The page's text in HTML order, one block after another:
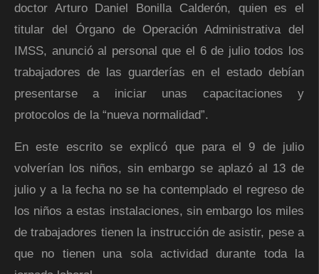
doctor Arturo Daniel Bonilla Calderón, quien es el
titular del Órgano de Operación Administrativa del
IMSS, anunció al personal que el 6 de julio todos los
trabajadores de las guarderías en el estado debían
presentarse a iniciar unas capacitaciones y
protocolos de la “nueva normalidad”.
En este escrito se explicó que para el 9 de julio
volverían los niños, sin embargo se aplazó al 13 de
julio y a la fecha no se ha contemplado el regreso de
los niños a estas instalaciones, sin embargo los miles
de trabajadores tienen la instrucción de asistir, pese a
que no tienen una sola actividad durante toda la